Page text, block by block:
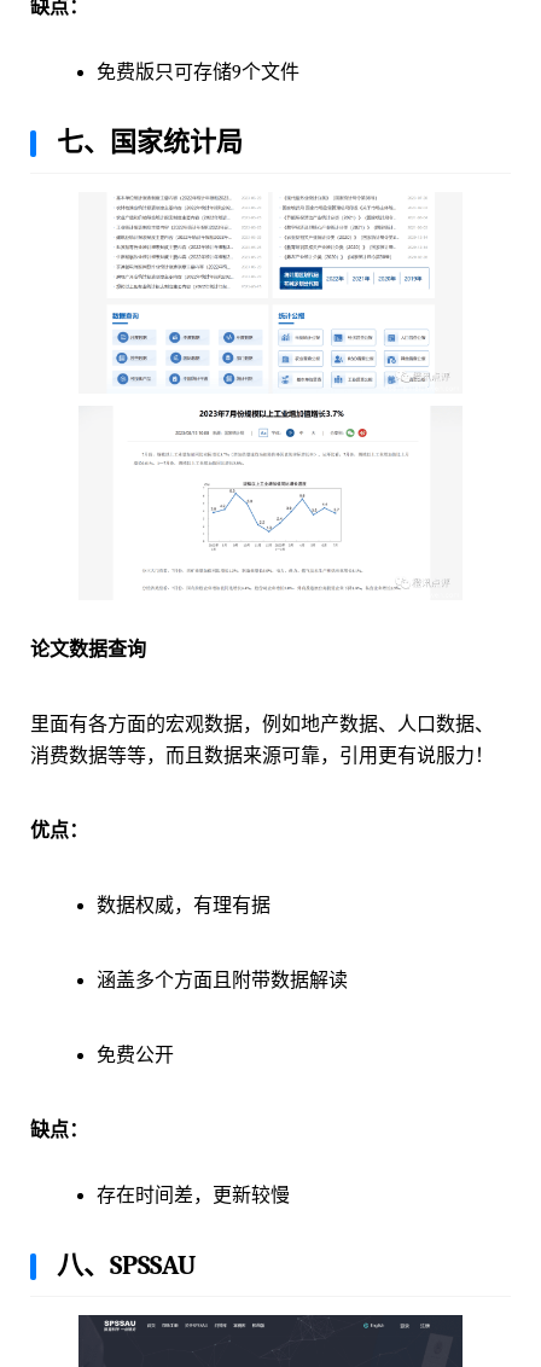
缺点：
免费版只可存储9个文件
七、国家统计局
论文数据查询
里面有各方面的宏观数据，例如地产数据、人口数据、
消费数据等等，而且数据来源可靠，引用更有说服力！
优点：
数据权威，有理有据
涵盖多个方面且附带数据解读
免费公开
缺点：
存在时间差，更新较慢
八、SPSSAU